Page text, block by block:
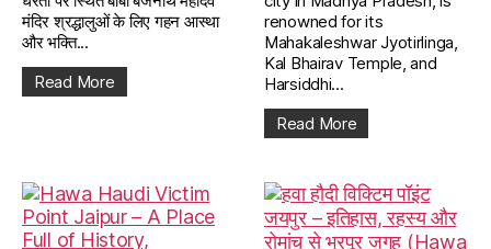
मंदिर श्रद्धालुओं के लिए गहन आस्था
और भक्ति...
Read More
renowned for its
Mahakaleshwar Jyotirlinga,
Kal Bhairav Temple, and
Harsiddhi...
Read More